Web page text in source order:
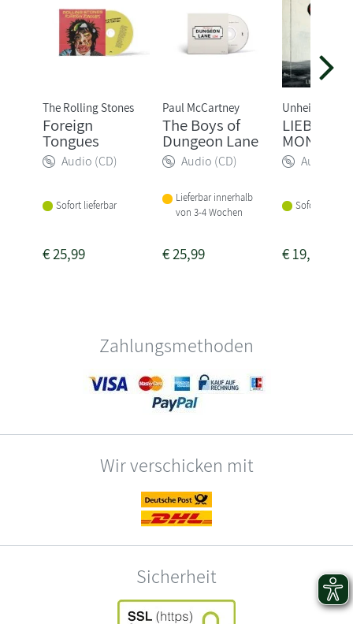
The Rolling Stones
Foreign
Tongues
Audio (CD)
Sofort lieferbar
€25,99
Paul McCartney
The Boys of
Dungeon Lane
Audio (CD)
Lieferbar innerhalb
von 3-4 Wochen
€25,99
Unheilig
LIEBE
MONSTER
Audio
Sofort
€19,99
Zahlungsmethoden
Wir verschicken mit
Sicherheit